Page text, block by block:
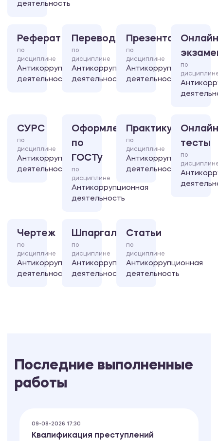
деятельность
Реферат
по
дисциплине
Антикоррупционная
деятельность
Перевод
по
дисциплине
Антикоррупционная
деятельность
Презентация
по
дисциплине
Антикоррупционная
деятельность
по
СУРС
по
дисциплине
Антикоррупционная
деятельность
Оформление
по
ГОСТу
по
дисциплине
Антикоррупционная
деятельность
Практикум
по
дисциплине
Антикоррупционная
деятельность
тесты
по
Чертеж
по
дисциплине
Антикоррупционная
деятельность
Шпаргалка
по
дисциплине
Антикоррупционная
деятельность
Статьи
по
дисциплине
Антикоррупционная
деятельность
Последние выполненные
работы
09-08-2026 17:30
Квалификация преступлений